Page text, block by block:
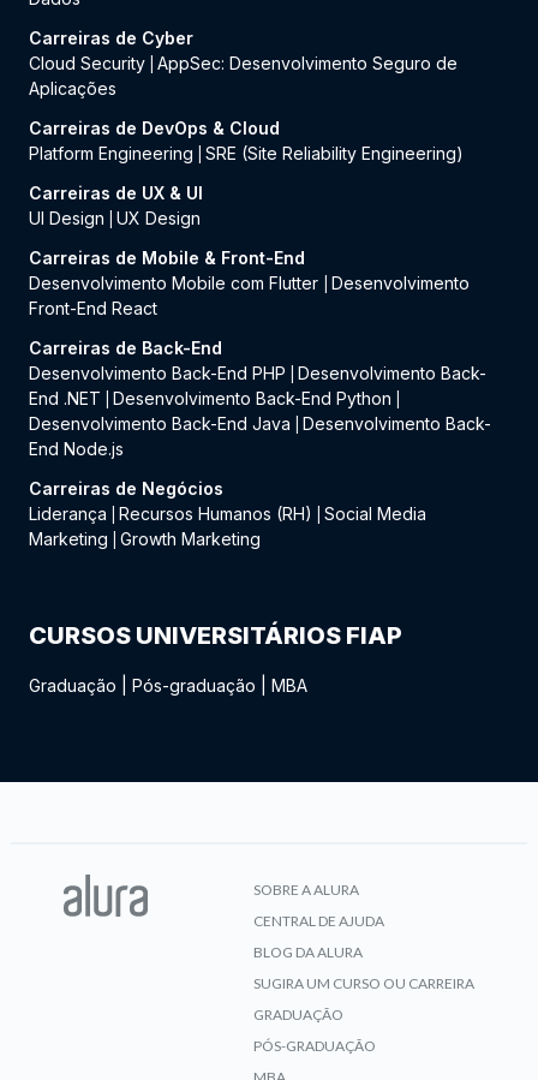
Carreiras de Cyber
Cloud Security AppSec: Desenvolvimento Seguro de
Aplicações
Carreiras de DevOps & Cloud
Platform Engineering
SRE (Site Reliability Engineering)
Carreiras de UX & UI
UI Design
UX Design
Carreiras de Mobile & Front-End
Desenvolvimento Mobile com Flutter
Desenvolvimento
Front-End React
Carreiras de Back-End
Desenvolvimento Back-End PHP
Desenvolvimento Back-
End .NET
Desenvolvimento Back-End Python
Desenvolvimento Back-End Java
Desenvolvimento Back-
End Node.js
Carreiras de Negócios
Liderança
Recursos Humanos (RH)
Social Media
Marketing
Growth Marketing
CURSOS UNIVERSITÁRIOS FIAP
Graduação Pós-graduação MBA
SOBRE A ALURA
CENTRAL DE AJUDA
BLOG DA ALURA
SUGIRA UM CURSO OU CARREIRA
GRADUAÇÃO
PÓS-GRADUAÇÃO